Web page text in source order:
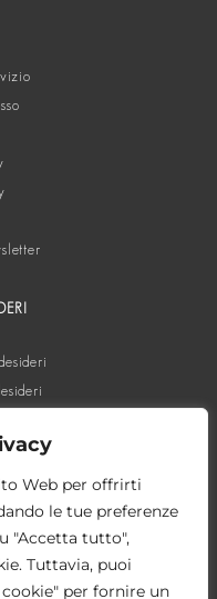
Web per offrirti
le tue preferenze
"Accetta tutto",
Tuttavia, puoi
per fornire un